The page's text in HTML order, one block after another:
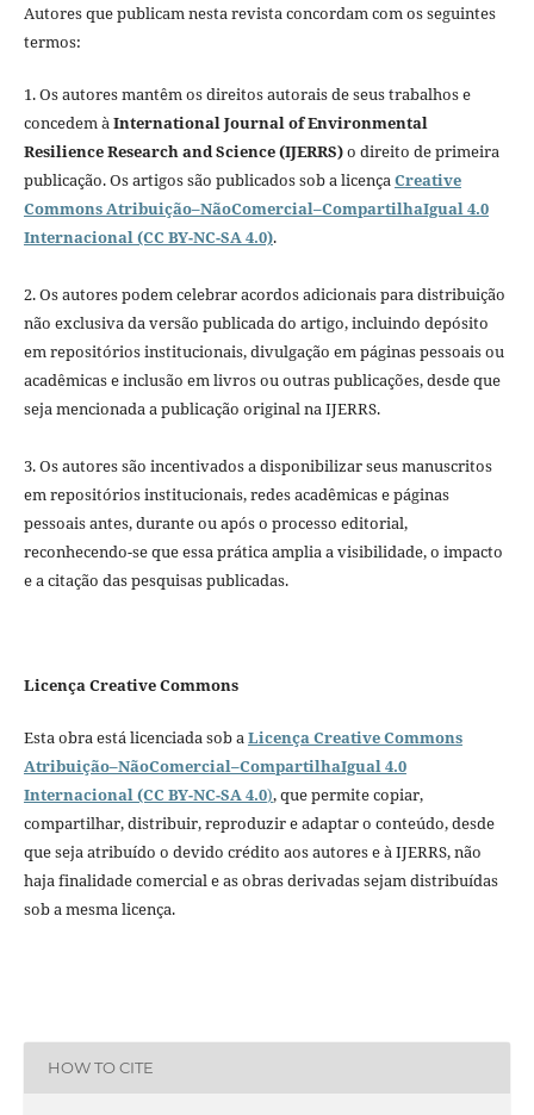
Autores que publicam nesta revista concordam com os seguintes
termos:
1. Os autores mantêm os direitos autorais de seus trabalhos e
concedem àInternational Journal of Environmental
Resilience Research and Science (IJERRS)o direito de primeira
publicação. Os artigos são publicados sob a licençaCreative
Commons Atribuição–NãoComercial–CompartilhaIgual 4.0
Internacional (CC BY-NC-SA 4.0).
2. Os autores podem celebrar acordos adicionais para distribuição
não exclusiva da versão publicada do artigo, incluindo depósito
em repositórios institucionais, divulgação em páginas pessoais ou
acadêmicas e inclusão em livros ou outras publicações, desde que
seja mencionada a publicação original na IJERRS.
3. Os autores são incentivados a disponibilizar seus manuscritos
em repositórios institucionais, redes acadêmicas e páginas
pessoais antes, durante ou após o processo editorial,
reconhecendo-se que essa prática amplia a visibilidade, o impacto
e a citação das pesquisas publicadas.
Licença Creative Commons
Esta obra está licenciada sob aLicença Creative Commons
Atribuição–NãoComercial–CompartilhaIgual 4.0
Internacional (CC BY-NC-SA 4.0), que permite copiar,
compartilhar, distribuir, reproduzir e adaptar o conteúdo, desde
que seja atribuído o devido crédito aos autores e à IJERRS, não
haja finalidade comercial e as obras derivadas sejam distribuídas
sob a mesma licença.
HOW TO CITE